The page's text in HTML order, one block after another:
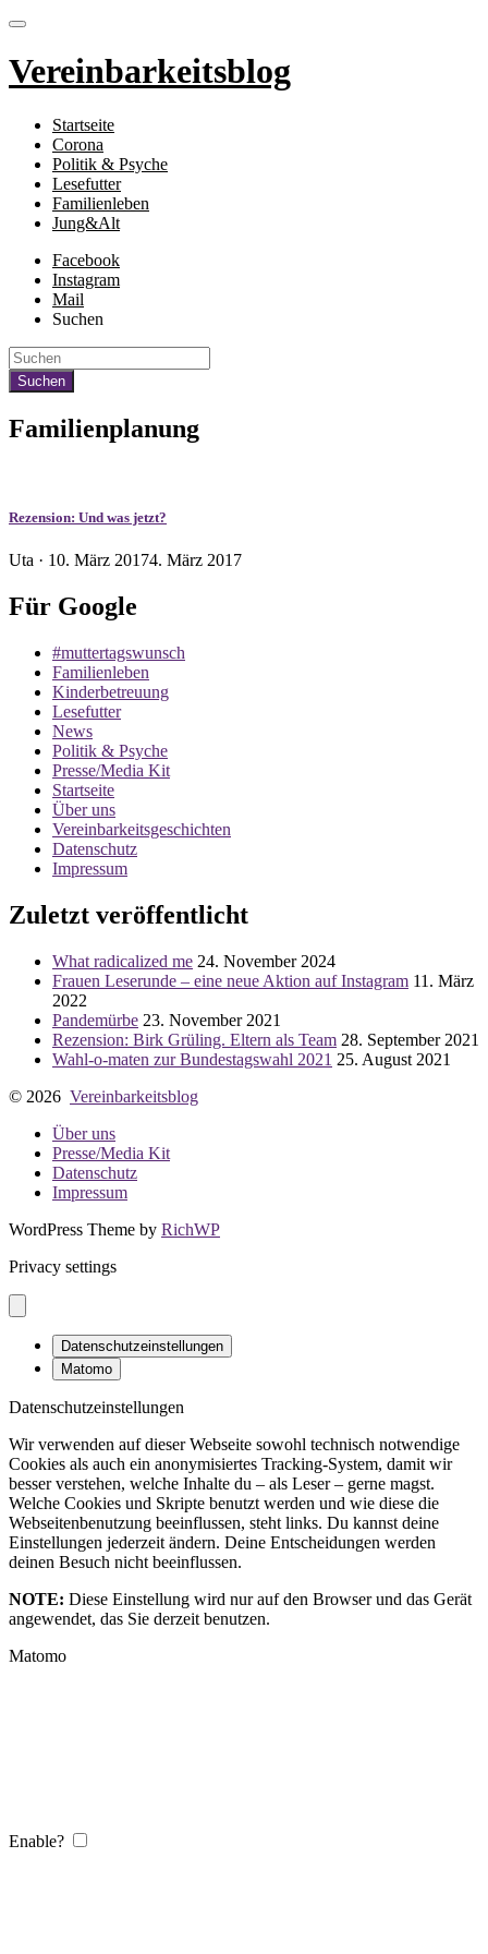
Vereinbarkeitsblog
Startseite
Corona
Politik & Psyche
Lesefutter
Familienleben
Jung&Alt
Facebook
Instagram
Mail
Suchen
Familienplanung
Rezension: Und was jetzt?
Uta · Veröffentlicht
10. März 20174. März 2017
Für Google
#muttertagswunsch
Familienleben
Kinderbetreuung
Lesefutter
News
Politik & Psyche
Presse/Media Kit
Startseite
Über uns
Vereinbarkeitsgeschichten
Datenschutz
Impressum
Zuletzt veröffentlicht
What radicalized me 24. November 2024
Frauen Leserunde – eine neue Aktion auf Instagram 11. März
2022
Pandemürbe 23. November 2021
Rezension: Birk Grüling. Eltern als Team 28. September 2021
Wahl-o-maten zur Bundestagswahl 2021 25. August 2021
© 2026 Vereinbarkeitsblog
Über uns
Presse/Media Kit
Datenschutz
Impressum
WordPress Theme by RichWP
Privacy settings
Datenschutzeinstellungen
Matomo
Datenschutzeinstellungen
Wir verwenden auf dieser Webseite sowohl technisch notwendige
Cookies als auch ein anonymisiertes Tracking-System, damit wir
besser verstehen, welche Inhalte du – als Leser – gerne magst.
Welche Cookies und Skripte benutzt werden und wie diese die
Webseitenbenutzung beeinflussen, steht links. Du kannst deine
Einstellungen jederzeit ändern. Deine Entscheidungen werden
deinen Besuch nicht beeinflussen.
NOTE: Diese Einstellung wird nur auf den Browser und das Gerät
angewendet, das Sie derzeit benutzen.
Matomo
Enable?